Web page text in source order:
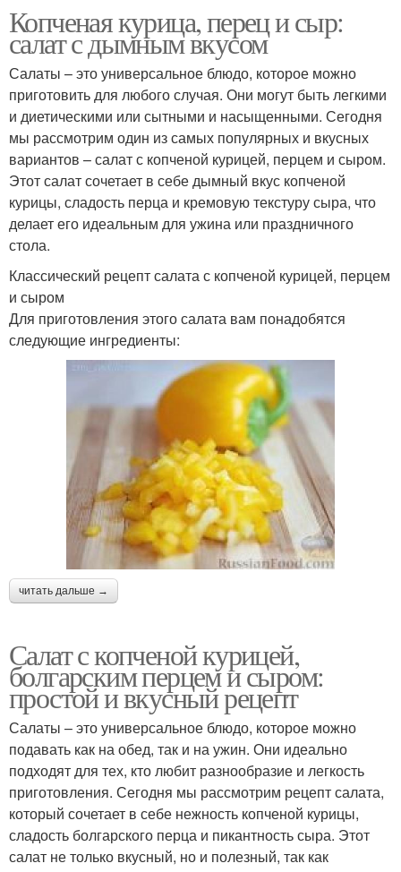
Копченая курица, перец и сыр:
салат с дымным вкусом
Салаты – это универсальное блюдо, которое можно
приготовить для любого случая. Они могут быть легкими
и диетическими или сытными и насыщенными. Сегодня
мы рассмотрим один из самых популярных и вкусных
вариантов – салат с копченой курицей, перцем и сыром.
Этот салат сочетает в себе дымный вкус копченой
курицы, сладость перца и кремовую текстуру сыра, что
делает его идеальным для ужина или праздничного
стола.
Классический рецепт салата с копченой курицей, перцем
и сыром
Для приготовления этого салата вам понадобятся
следующие ингредиенты:
читать дальше →
Салат с копченой курицей,
болгарским перцем и сыром:
простой и вкусный рецепт
Салаты – это универсальное блюдо, которое можно
подавать как на обед, так и на ужин. Они идеально
подходят для тех, кто любит разнообразие и легкость
приготовления. Сегодня мы рассмотрим рецепт салата,
который сочетает в себе нежность копченой курицы,
сладость болгарского перца и пикантность сыра. Этот
салат не только вкусный, но и полезный, так как